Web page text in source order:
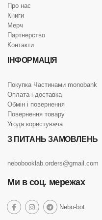
Про нас
Книги
Мерч
Партнерство
Контакти
ІНФОРМАЦІЯ
Покупка Частинами monobank
Оплата і доставка
Обмін і повернення
Повернення товару
Угода користувача
З ПИТАНЬ ЗАМОВЛЕНЬ
nebobooklab.orders@gmail.com
Ми в соц. мережах
social social socialNebo-botsocial